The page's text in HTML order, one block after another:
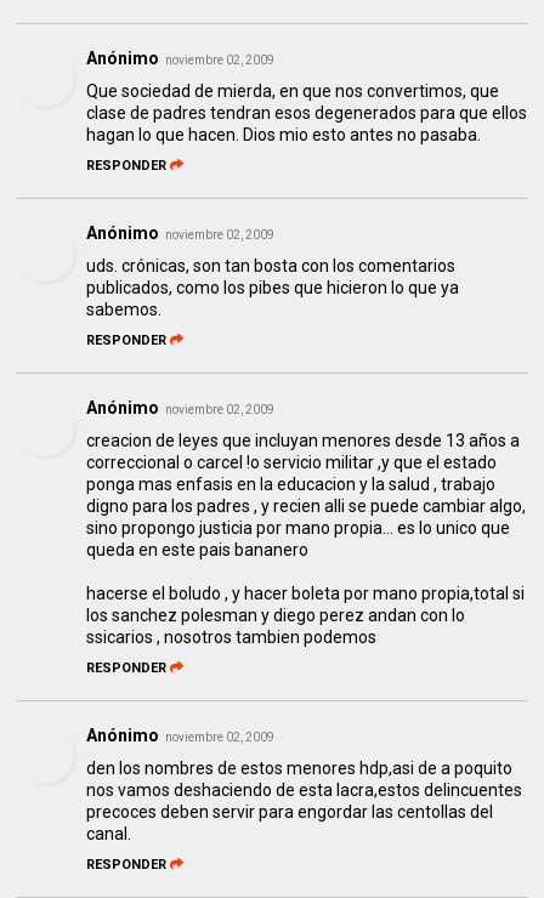
Anónimo noviembre 02, 2009
Que sociedad de mierda, en que nos convertimos, que
clase de padres tendran esos degenerados para que ellos
hagan lo que hacen. Dios mio esto antes no pasaba.
RESPONDER
Anónimo noviembre 02, 2009
uds. crónicas, son tan bosta con los comentarios
publicados, como los pibes que hicieron lo que ya
sabemos.
RESPONDER
Anónimo noviembre 02, 2009
creacion de leyes que incluyan menores desde 13 años a
correccional o carcel !o servicio militar ,y que el estado
ponga mas enfasis en la educacion y la salud , trabajo
digno para los padres , y recien alli se puede cambiar algo,
sino propongo justicia por mano propia... es lo unico que
queda en este pais bananero
hacerse el boludo , y hacer boleta por mano propia,total si
los sanchez polesman y diego perez andan con lo
ssicarios , nosotros tambien podemos
RESPONDER
Anónimo noviembre 02, 2009
den los nombres de estos menores hdp,asi de a poquito
nos vamos deshaciendo de esta lacra,estos delincuentes
precoces deben servir para engordar las centollas del
canal.
RESPONDER